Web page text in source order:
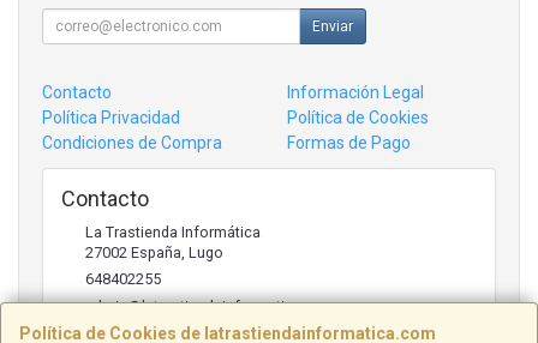
Política de Cookies de latrastiendainformatica.com
Enviar
Contacto
Información Legal
Política Privacidad
Política de Cookies
Condiciones de Compra
Formas de Pago
Contacto
La Trastienda Informática
27002 España Lugo
648402255
admin@latrastiendainformatica.com